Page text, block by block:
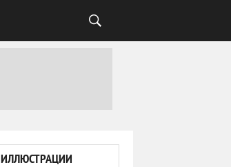
ИЛЛЮСТРАЦИИ